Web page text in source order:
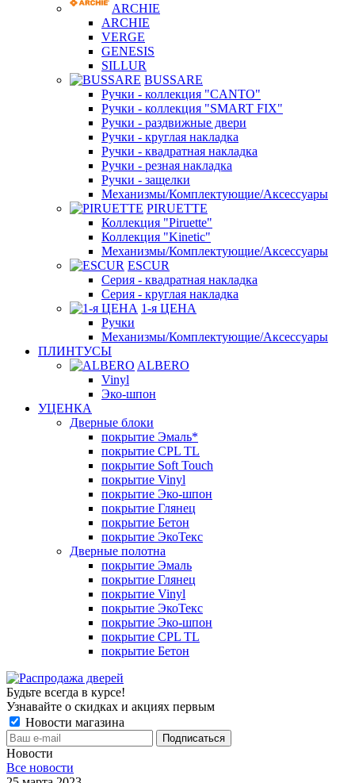
ARCHIE
ARCHIE
VERGE
GENESIS
SILLUR
BUSSARE
Ручки - коллекция "CANTO"
Ручки - коллекция "SMART FIX"
Ручки - раздвижные двери
Ручки - круглая накладка
Ручки - квадратная накладка
Ручки - резная накладка
Ручки - защелки
Механизмы/Комплектующие/Аксессуары
PIRUETTE
Коллекция "Piruette"
Коллекция "Kinetic"
Механизмы/Комплектующие/Аксессуары
ESCUR
Серия - квадратная накладка
Серия - круглая накладка
1-я ЦЕНА
Ручки
Механизмы/Комплектующие/Аксессуары
ПЛИНТУСЫ
ALBERO
Vinyl
Эко-шпон
УЦЕНКА
Дверные блоки
покрытие Эмаль*
покрытие CPL TL
покрытие Soft Touch
покрытие Vinyl
покрытие Эко-шпон
покрытие Глянец
покрытие Бетон
покрытие ЭкоТекс
Дверные полотна
покрытие Эмаль
покрытие Глянец
покрытие Vinyl
покрытие ЭкоТекс
покрытие Эко-шпон
покрытие CPL TL
покрытие Бетон
Будьте всегда в курсе!
Узнавайте о скидках и акциях первым
Новости магазина
Новости
Все новости